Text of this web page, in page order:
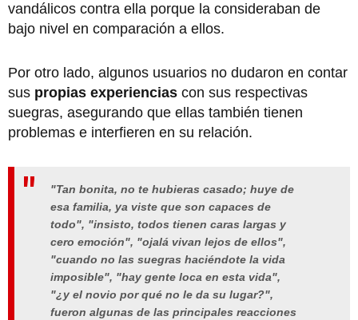
vandálicos contra ella porque la consideraban de
bajo nivel en comparación a ellos.
Por otro lado, algunos usuarios no dudaron en contar
sus propias experiencias con sus respectivas
suegras, asegurando que ellas también tienen
problemas e interfieren en su relación.
"Tan bonita, no te hubieras casado; huye de
esa familia, ya viste que son capaces de
todo", "insisto, todos tienen caras largas y
cero emoción", "ojalá vivan lejos de ellos",
"cuando no las suegras haciéndote la vida
imposible", "hay gente loca en esta vida",
"¿y el novio por qué no le da su lugar?",
fueron algunas de las principales reacciones